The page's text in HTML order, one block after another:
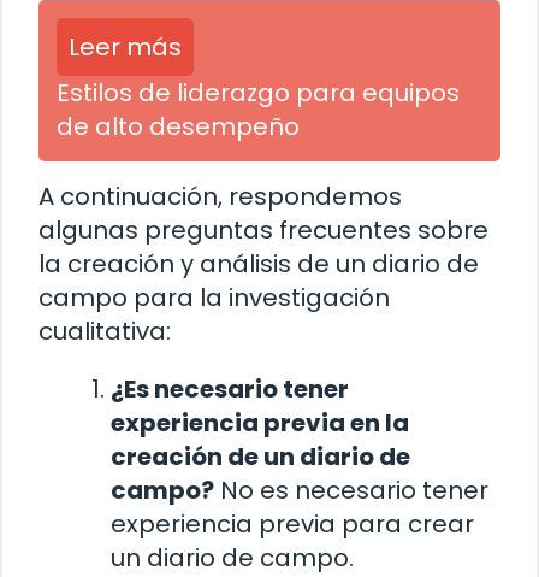
Leer más
Estilos de liderazgo para equipos
de alto desempeño
A continuación, respondemos
algunas preguntas frecuentes sobre
la creación y análisis de un diario de
campo para la investigación
cualitativa:
¿Es necesario tener
experiencia previa en la
creación de un diario de
campo? No es necesario tener
experiencia previa para crear
un diario de campo.